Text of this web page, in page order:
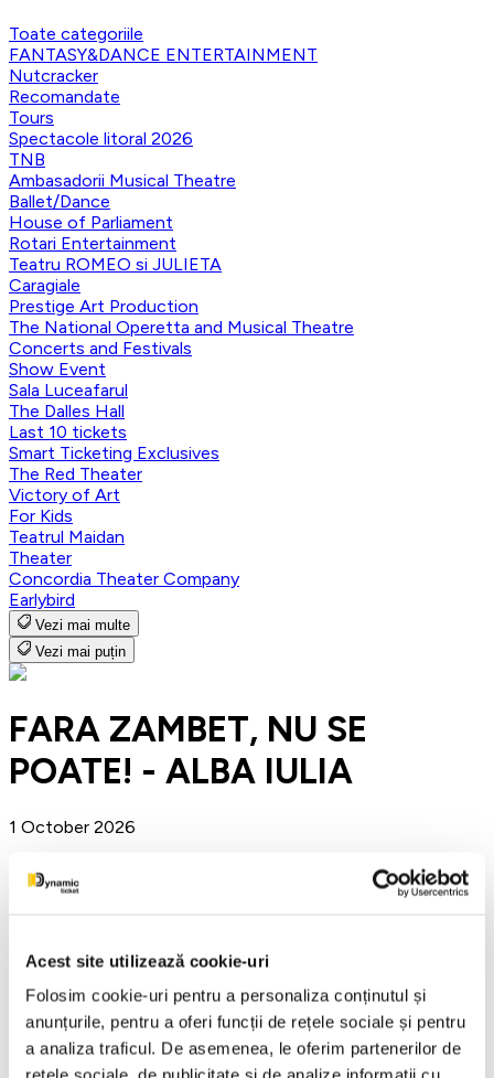
Acest site utilizează cookie-uri
Folosim cookie-uri pentru a personaliza conținutul și
anunțurile, pentru a oferi funcții de rețele sociale și pentru
a analiza traficul. De asemenea, le oferim partenerilor de
Toate categoriile
FANTASY&DANCE ENTERTAINMENT
Nutcracker
Recomandate
Tours
Spectacole litoral 2026
TNB
Ambasadorii Musical Theatre
Ballet/Dance
House of Parliament
Rotari Entertainment
Teatru ROMEO si JULIETA
Caragiale
Prestige Art Production
The National Operetta and Musical Theatre
Concerts and Festivals
Show Event
Sala Luceafarul
The Dalles Hall
Last 10 tickets
Smart Ticketing Exclusives
The Red Theater
Victory of Art
For Kids
Teatrul Maidan
Theater
Concordia Theater Company
Earlybird
Vezi mai multe
Vezi mai puțin
FARA ZAMBET, NU SE
POATE! - ALBA IULIA
1 October 2026
Concerte
Teatru
Detalii eveniment
WITHOUT A SMILE, IT'S NOT POSSIBLE!